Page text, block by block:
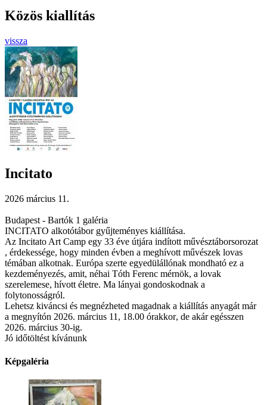
Közös kiallítás
vissza
Incitato
2026 március 11.
Budapest - Bartók 1 galéria
INCITATO alkotótábor gyűjteményes kiállítása.
Az Incitato Art Camp egy 33 éve útjára indított művésztáborsorozat
, érdekessége, hogy minden évben a meghívott művészek lovas
témában alkotnak. Európa szerte egyedülállónak mondható ez a
kezdeményezés, amit, néhai Tóth Ferenc mérnök, a lovak
szerelemese, hívott életre. Ma lányai gondoskodnak a
folytonosságról.
Lehetsz kiváncsi és megnézheted magadnak a kiállítás anyagát már
a megnyítón 2026. március 11, 18.00 órakkor, de akár egésszen
2026. március 30-ig.
Jó időtöltést kívánunk
Képgaléria